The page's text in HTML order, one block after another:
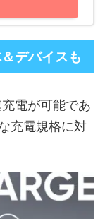
デバイスも
電が可能であ
充電規格に対